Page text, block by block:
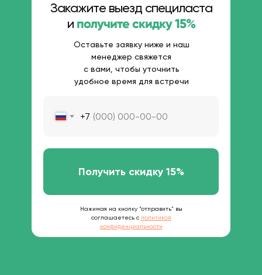
Закажите выезд специласта
и получите скидку 15%
Оставьте заявку ниже и наш
менеджер свяжется
с вами, чтобы уточнить
удобное время для встречи
Нажимая на кнопку “отправить” вы
соглашаетесь с политикой
конфиденциальности
+7
Получить скидку 15%
С кем работаем
Политика конфиденциальности